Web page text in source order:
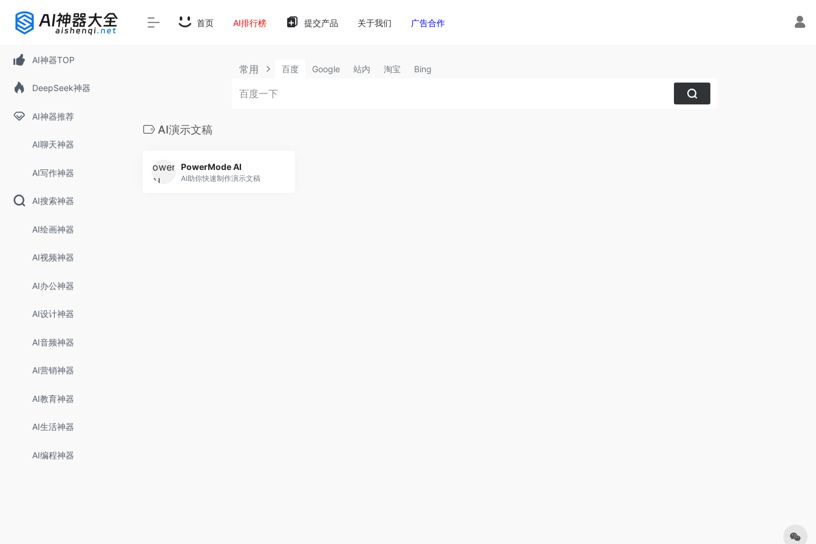
AI神器TOP
DeepSeek神器
AI神器推荐
AI聊天神器
AI写作神器
AI搜索神器
AI绘画神器
AI视频神器
AI办公神器
AI设计神器
AI音频神器
AI营销神器
AI教育神器
AI生活神器
AI编程神器
首页 AI排行榜 提交产品 关于我们 广告合作
常用 百度 Google 站内 淘宝 Bing
AI演示文稿
PowerMode AI
AI助你快速制作演示文稿